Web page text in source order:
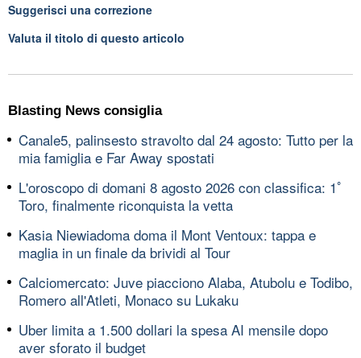
Suggerisci una correzione
Valuta il titolo di questo articolo
Blasting News consiglia
Canale5, palinsesto stravolto dal 24 agosto: Tutto per la
mia famiglia e Far Away spostati
L'oroscopo di domani 8 agosto 2026 con classifica: 1ﾟ
Toro, finalmente riconquista la vetta
Kasia Niewiadoma doma il Mont Ventoux: tappa e
maglia in un finale da brividi al Tour
Calciomercato: Juve piacciono Alaba, Atubolu e Todibo,
Romero all'Atleti, Monaco su Lukaku
Uber limita a 1.500 dollari la spesa AI mensile dopo
aver sforato il budget